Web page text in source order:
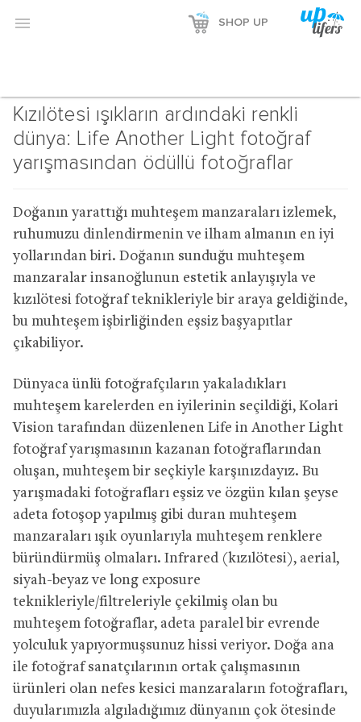
 SHOP UP
Kızılötesi ışıkların ardındaki renkli
dünya: Life Another Light fotoğraf
yarışmasından ödüllü fotoğraflar
Doğanın yarattığı muhteşem manzaraları izlemek,
ruhumuzu dinlendirmenin ve ilham almanın en iyi
yollarından biri. Doğanın sunduğu muhteşem
manzaralar insanoğlunun estetik anlayışıyla ve
kızılötesi fotoğraf teknikleriyle bir araya geldiğinde,
bu muhteşem işbirliğinden eşsiz başyapıtlar
çıkabiliyor.
Dünyaca ünlü fotoğrafçıların yakaladıkları
muhteşem karelerden en iyilerinin seçildiği, Kolari
Vision tarafından düzenlenen Life in Another Light
fotoğraf yarışmasının kazanan fotoğraflarından
oluşan, muhteşem bir seçkiyle karşınızdayız. Bu
yarışmadaki fotoğrafları eşsiz ve özgün kılan şeyse
adeta fotoşop yapılmış gibi duran muhteşem
manzaraları ışık oyunlarıyla muhteşem renklere
büründürmüş olmaları. Infrared (kızılötesi), aerial,
siyah-beyaz ve long exposure
teknikleriyle/filtreleriyle çekilmiş olan bu
muhteşem fotoğraflar, adeta paralel bir evrende
yolculuk yapıyormuşsunuz hissi veriyor. Doğa ana
ile fotoğraf sanatçılarının ortak çalışmasının
ürünleri olan nefes kesici manzaraların fotoğrafları,
duyularımızla algıladığımız dünyanın çok ötesinde